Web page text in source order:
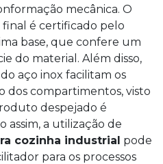
mecânica. O
é certificado pelo
base, que confere um
do material. Além disso,
aço inox facilitam os
dos compartimentos, visto
despejado é
assim, a utilização de
cozinha industrial pode
para os processos